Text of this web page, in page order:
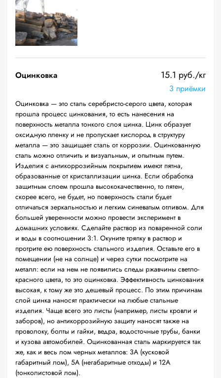
Оцинковка 15.1 руб./кг
3 приёмки
Оцинковка — это сталь серебристо-серого цвета, которая
прошла процесс цинкования, то есть нанесения на
поверхность металла тонкого слоя цинка. Цинк образует
оксидную пленку и не пропускает кислород в структуру
металла — это защищает сталь от коррозии. Оцинкованную
сталь можно отличить и визуальным, и опытным путем.
Изделия с антикоррозийным покрытием имеют пятна,
образованные от кристаллизации цинка. Если обработка
защитным слоем прошла высококачественно, то пятен,
скорее всего, не будет, но поверхность стали будет
отличаться зеркальностью и легким синеватым отливом. Для
большей уверенности можно провести эксперимент в
домашних условиях. Сделайте раствор из поваренной соли
и воды в соотношении 3:1. Окуните тряпку в раствор и
протрите ею поверхность стального изделия. Оставьте его в
помещении (не на солнце) и через сутки посмотрите на
металл: если на нем не появились следы ржавчины светло-
красного цвета, то это оцинковка. Эффективность цинкования
высокая, к тому же это дешевый процесс. По этим причинам
слой цинка наносят практически на любые стальные
изделия. Чаще всего это листы (например, листы кровли и
заборов), но антикоррозийную защиту наносят также на
проволоку, болты и гайки, ведра, водосточные трубы, банки
и кузова автомобилей. Оцинкованная сталь маркируется так
же, как и весь лом черных металлов: 3А (кусковой
габаритный лом), 5А (негабаритные отходы) и 12А
(тонколистовой лом).